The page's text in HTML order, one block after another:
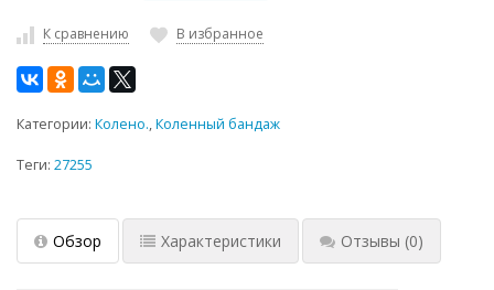
К сравнению В избранное
Категории: Колено.,Коленный бандаж
Теги: 27255
Обзор Характеристики Отзывы (0)